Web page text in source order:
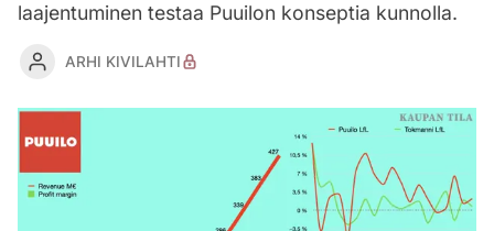
laajentuminen testaa Puuilon konseptia kunnolla.
ARHI KIVILAHTI